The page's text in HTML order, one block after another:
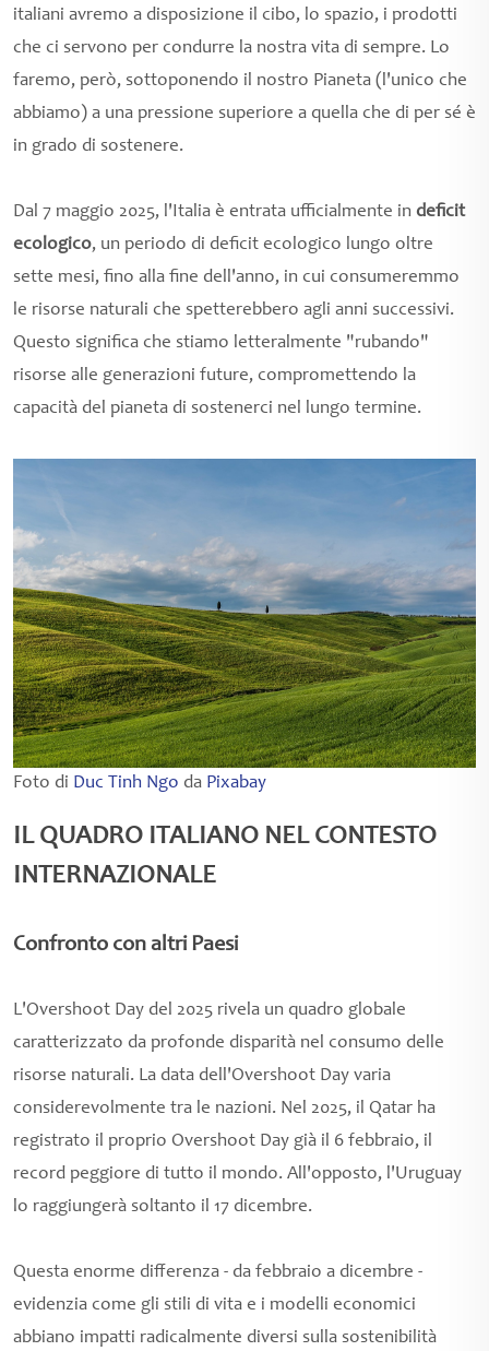
italiani avremo a disposizione il cibo, lo spazio, i prodotti
che ci servono per condurre la nostra vita di sempre. Lo
faremo, però, sottoponendo il nostro Pianeta (l'unico che
abbiamo) a una pressione superiore a quella che di per sé è
in grado di sostenere.
Dal 7 maggio 2025, l'Italia è entrata ufficialmente in deficit
ecologico, un periodo di deficit ecologico lungo oltre
sette mesi, fino alla fine dell'anno, in cui consumeremmo
le risorse naturali che spetterebbero agli anni successivi.
Questo significa che stiamo letteralmente "rubando"
risorse alle generazioni future, compromettendo la
capacità del pianeta di sostenerci nel lungo termine.
Foto di Duc Tinh Ngo da Pixabay
IL QUADRO ITALIANO NEL CONTESTO
INTERNAZIONALE
Confronto con altri Paesi
L'Overshoot Day del 2025 rivela un quadro globale
caratterizzato da profonde disparità nel consumo delle
risorse naturali. La data dell'Overshoot Day varia
considerevolmente tra le nazioni. Nel 2025, il Qatar ha
registrato il proprio Overshoot Day già il 6 febbraio, il
record peggiore di tutto il mondo. All'opposto, l'Uruguay
lo raggiungerà soltanto il 17 dicembre.
Questa enorme differenza - da febbraio a dicembre -
evidenzia come gli stili di vita e i modelli economici
abbiano impatti radicalmente diversi sulla sostenibilità